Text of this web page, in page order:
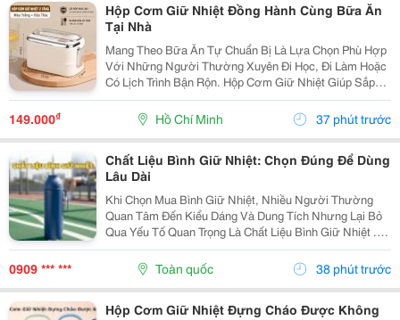
Hộp Cơm Giữ Nhiệt Đồng Hành Cùng Bữa Ăn
Tại Nhà
Mang Theo Bữa Ăn Tự Chuẩn Bị Là Lựa Chọn Phù Hợp
Với Những Người Thường Xuyên Đi Học, Đi Làm Hoặc
Có Lịch Trình Bận Rộn. Hộp Cơm Giữ Nhiệt Giúp Sắp
Xếp Các Món Ăn Gọn Gàng, Thuận Tiện Mang Theo Và
Sử Dụng Trong Ngày. Chọn Hộp Theo Cách Sắp Xếp
Thức...
149.000₫ Hồ Chí Minh 37 phút trước
Chất Liệu Bình Giữ Nhiệt: Chọn Đúng Để Dùng
Lâu Dài
Khi Chọn Mua Bình Giữ Nhiệt, Nhiều Người Thường
Quan Tâm Đến Kiểu Dáng Và Dung Tích Nhưng Lại Bỏ
Qua Yếu Tố Quan Trọng Là Chất Liệu Bình Giữ Nhiệt .
Mỗi Loại Chất Liệu Đều Có Những Ưu Điểm Và Hạn Chế
Riêng, Ảnh Hưởng Đến Khả Năng Giữ Nhiệt, Độ Bền...
0909 *** *** Toàn quốc 38 phút trước
Hộp Cơm Giữ Nhiệt Đựng Cháo Được Không